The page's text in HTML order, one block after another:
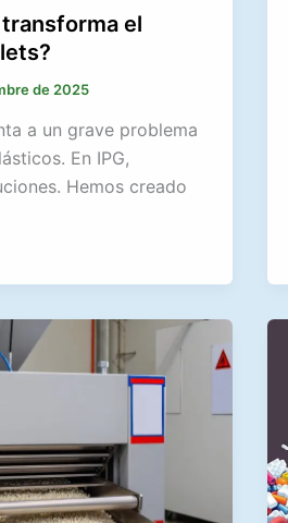
el
de 2025
a un grave problema
En IPG,
Hemos creado